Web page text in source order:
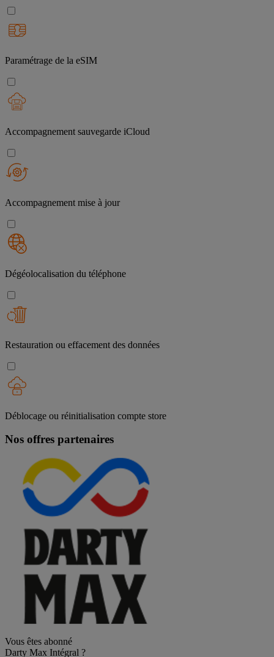
Paramétrage de la eSIM
Accompagnement sauvegarde iCloud
Accompagnement mise à jour
Dégéolocalisation du téléphone
Restauration ou effacement des données
Déblocage ou réinitialisation compte store
Nos offres partenaires
Vous êtes abonné
Darty Max Intégral ?